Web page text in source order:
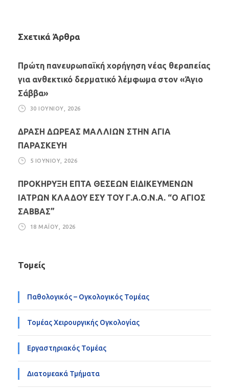
Σχετικά Άρθρα
Πρώτη πανευρωπαϊκή χορήγηση νέας θεραπείας
για ανθεκτικό δερματικό λέμφωμα στον «Άγιο
Σάββα»
30 ΙΟΥΝΊΟΥ, 2026
ΔΡΑΣΗ ΔΩΡΕΑΣ ΜΑΛΛΙΩΝ ΣΤΗΝ ΑΓΙΑ
ΠΑΡΑΣΚΕΥΗ
5 ΙΟΥΝΊΟΥ, 2026
ΠΡΟΚΗΡΥΞΗ ΕΠΤΑ ΘΕΣΕΩΝ ΕΙΔΙΚΕΥΜΕΝΩΝ
ΙΑΤΡΩΝ ΚΛΑΔΟΥ ΕΣΥ ΤΟΥ Γ.Α.Ο.Ν.Α. “Ο ΑΓΙΟΣ
ΣΑΒΒΑΣ”
18 ΜΑΪ́ΟΥ, 2026
Τομείς
Παθολογικός – Ογκολογικός Τομέας
Τομέας Χειρουργικής Ογκολογίας
Εργαστηριακός Τομέας
Διατομεακά Τμήματα